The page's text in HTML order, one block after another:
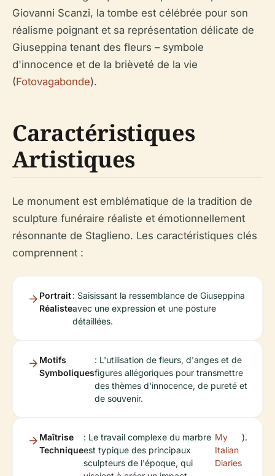
Giovanni Scanzi, la tombe est célébrée pour son
réalisme poignant et sa représentation délicate de
Giuseppina tenant des fleurs – symbole
d'innocence et de la brièveté de la vie
(Fotovagabonde).
Caractéristiques
Artistiques
Le monument est emblématique de la tradition de
sculpture funéraire réaliste et émotionnellement
résonnante de Staglieno. Les caractéristiques clés
comprennent :
Portrait
Réaliste
: Saisissant la ressemblance de Giuseppina
avec une expression et une posture
détaillées.
Motifs
Symboliques
: L'utilisation de fleurs, d'anges et de
figures allégoriques pour transmettre
des thèmes d'innocence, de pureté et
de souvenir.
Maîtrise
Technique
: Le travail complexe du marbre
est typique des principaux
sculpteurs de l'époque, qui
My
Italian
Diaries
).